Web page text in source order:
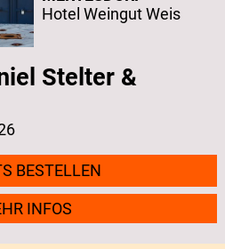
Stelter &
BESTELLEN
INFOS
Hotel Weingut Weis